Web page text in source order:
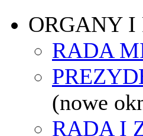
ORGANY
RADA
(nowe
RADA I